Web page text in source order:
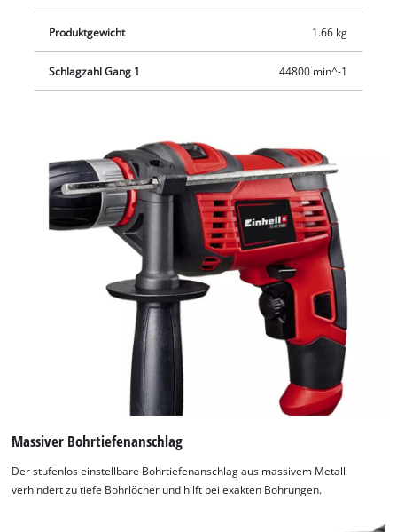
Produktgewicht 1.66 kg
Schlagzahl Gang 1 44800 min^-1
Massiver Bohrtiefenanschlag
Der stufenlos einstellbare Bohrtiefenanschlag aus massivem Metall
verhindert zu tiefe Bohrlöcher und hilft bei exakten Bohrungen.